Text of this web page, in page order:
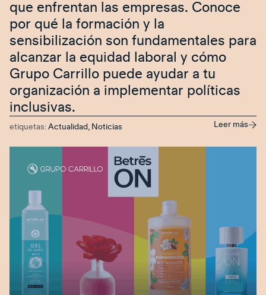
que enfrentan las empresas. Conoce
por qué la formación y la
sensibilización son fundamentales para
alcanzar la equidad laboral y cómo
Grupo Carrillo puede ayudar a tu
organización a implementar políticas
inclusivas.
etiquetas: Actualidad , Noticias Leer más